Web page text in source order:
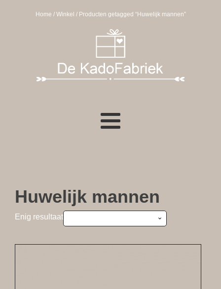
Home / Winkel / Producten getagged “Huwelijk mannen”
Huwelijk mannen
Enig resultaat